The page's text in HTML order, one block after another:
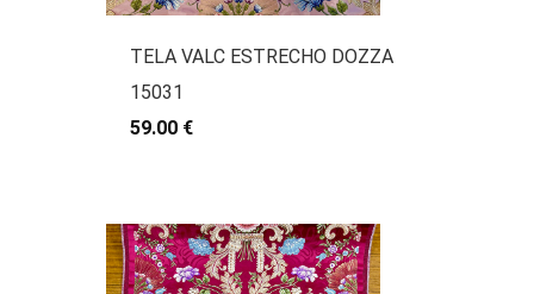
TELA VALC ESTRECHO DOZZA
15031
59.00 €